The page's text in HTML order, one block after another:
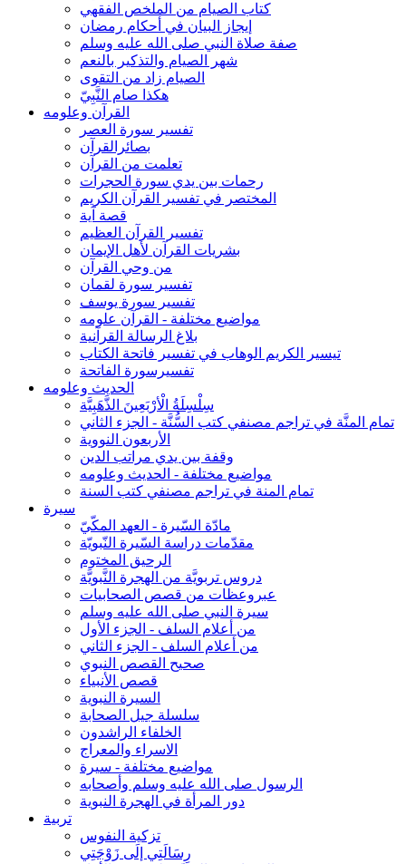
كتاب الصيام من الملخص الفقهي
إيجاز البيان في أحكام رمضان
صفة صلاة النبي صلى الله عليه وسلم
شهر الصيام والتذكير بالنعم
الصيام زاد من التقوى
هكذا صام النَّبِيّ
القرآن وعلومه
تفسير سورة العصر
بصائرالقرآن
تعلمت من القرآن
رحمات بين يدي سورة الحجرات
المختصر في تفسير القرآن الكريم
قصة آية
تفسير القرآن العظيم
بشريات القرآن لأهل الإيمان
من وحي القرآن
تفسير سورة لقمان
تفسير سورة يوسف
مواضيع مختلفة - القرآن علومه
بلاغ الرسالة القرآنية
تيسير الكريم الوهاب في تفسير فاتحة الكتاب
تفسيرسورة الفاتحة
الحديث وعلومه
سِلْسِلَةُ الْأرْبَعِينَ الذَّهَبِيَّة
تمام المنَّة في تراجم مصنفي كتب السُّنَّة - الجزء الثاني
الأربعون النووية
وقفة بين يدي مراتب الدين
مواضيع مختلفة - الحديث وعلومه
تمام المنة في تراجم مصنفي كتب السنة
سيرة
مادّة السّيرة - العهد المكّيّ
مقدّمات دراسة السّيرة النّبويّة
الرحيق المختوم
دروس تربويَّة من الهجرة النَّبويَّة
عبروعظات من قصص الصحابيات
سيرة النبي صلى الله عليه وسلم
من أعلام السلف - الجزء الأول
من أعلام السلف - الجزء الثاني
صحيح القصص النبوي
قصص الأنبياء
السيرة النبوية
سلسلة جيل الصحابة
الخلفاء الراشدون
الاسراء والمعراج
مواضيع مختلفة - سيرة
الرسول صلى الله عليه وسلم وأصحابه
دور المرأة في الهجرة النبوية
تربية
تزكية النفوس
رِسَالَتِي إلَى زَوْجَتِي